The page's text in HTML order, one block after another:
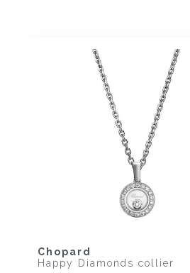
Chopard
Happy Diamonds collier